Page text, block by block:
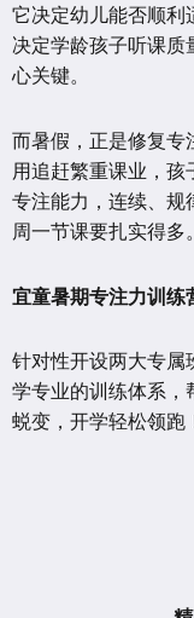
它决定幼儿能否顺利
决定学龄孩子听课质
心关键。
而暑假，正是修复专
用追赶繁重课业，孩
专注能力，连续、规
周一节课要扎实得多。
宜童暑期专注力训练
针对性开设两大专属
学专业的训练体系，
蜕变，开学轻松领跑